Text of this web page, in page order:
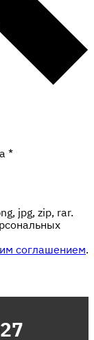
*
jpg, zip, rar.
соглашением.